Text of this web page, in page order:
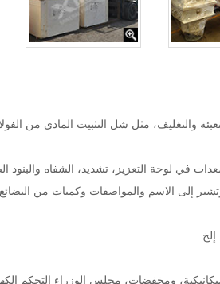
والتغليف، مثل شل التثبيت المادي من
في لوحة التعزيز، تشديد، الشفاه والبنود
إلى الاسم والمواصفات وكميات من البضائع
ومخفضات، مجلس الوزراء التحكم